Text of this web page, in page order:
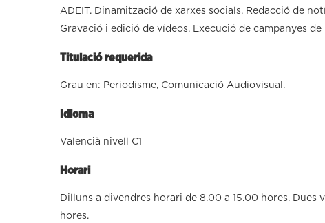
ADEIT. Dinamització de xarxes socials. Redacció de
Gravació i edició de vídeos. Execució de campanyes
Titulació requerida
Grau en: Periodisme, Comunicació Audiovisual.
Idioma
Valencià nivell C1
Horari
Dilluns a divendres horari de 8.00 a 15.00 hores. Dues
hores.